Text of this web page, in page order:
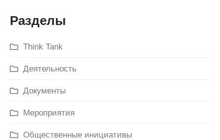
Разделы
Think Tank
Деятельность
Документы
Мероприятия
Общественные инициативы